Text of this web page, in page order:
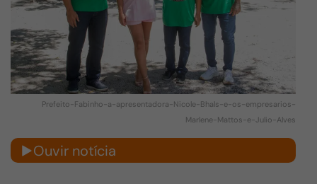
Prefeito-Fabinho-a-apresentadora-Nicole-Bhals-e-os-empresarios-
Marlene-Mattos-e-Julio-Alves
Ouvir notícia